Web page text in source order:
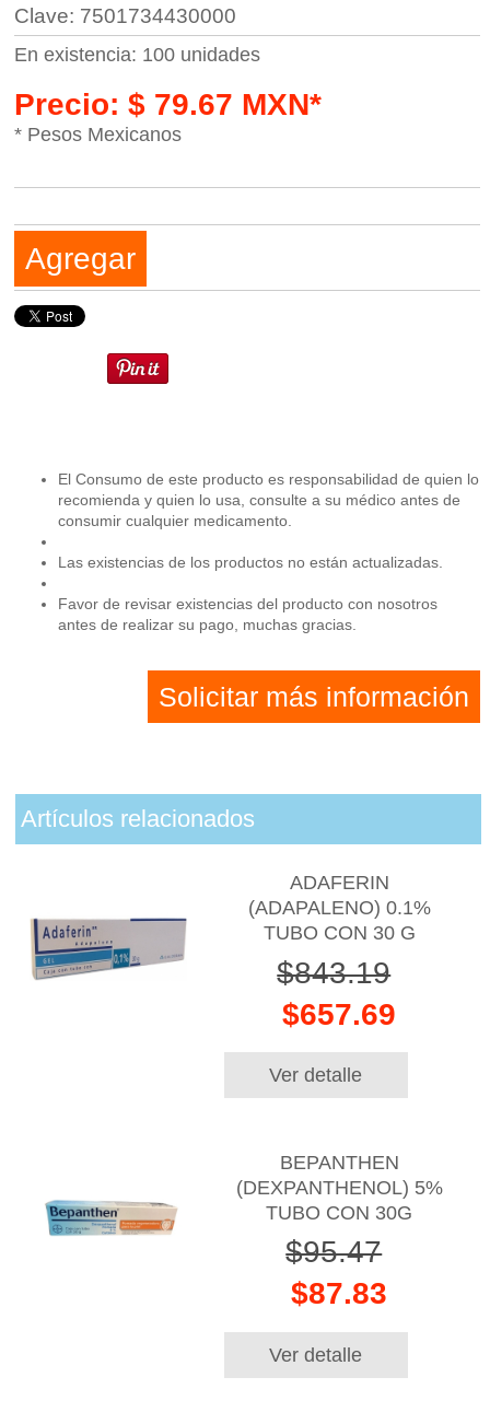
Clave: 7501734430000
En existencia: 100 unidades
Precio: $ 79.67 MXN*
* Pesos Mexicanos
Agregar
El Consumo de este producto es responsabilidad de quien lo
recomienda y quien lo usa, consulte a su médico antes de
consumir cualquier medicamento.
Las existencias de los productos no están actualizadas.
Favor de revisar existencias del producto con nosotros
antes de realizar su pago, muchas gracias.
Solicitar más información
Artículos relacionados
ADAFERIN
(ADAPALENO) 0.1%
TUBO CON 30 G
$843.19
$657.69
Ver detalle
BEPANTHEN
(DEXPANTHENOL) 5%
TUBO CON 30G
$95.47
$87.83
Ver detalle